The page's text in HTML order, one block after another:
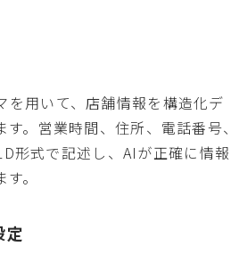
用いて、店舗情報を構造化デ
。営業時間、住所、電話番号、
形式で記述し、AIが正確に情報
。
定